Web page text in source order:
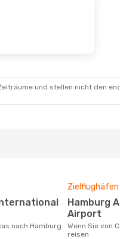
und stellen nicht den
nach Hamburg
Zielflughäfen
Hamburg Airport, Lübeck
Airport
Wenn Sie von Caracas nach Hamburg
reisen